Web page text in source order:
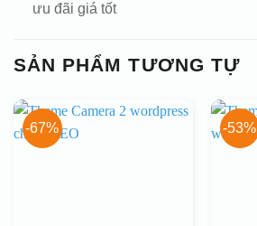
ưu đãi giá tốt
SẢN PHẨM TƯƠNG TỰ
-67% -53%